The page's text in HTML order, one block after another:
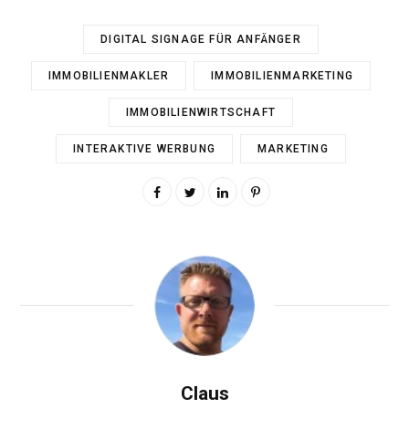
DIGITAL SIGNAGE FÜR ANFÄNGER
IMMOBILIENMAKLER IMMOBILIENMARKETING
IMMOBILIENWIRTSCHAFT
INTERAKTIVE WERBUNG MARKETING
Claus